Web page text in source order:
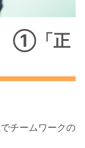
①「正
チームワークの